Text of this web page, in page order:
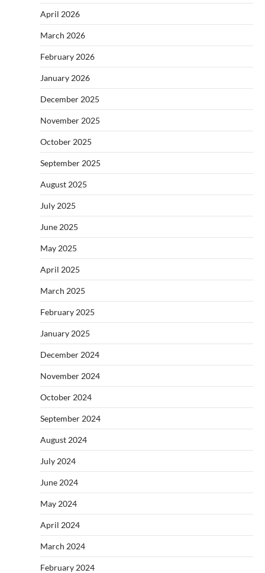
April 2026
March 2026
February 2026
January 2026
December 2025
November 2025
October 2025
September 2025
August 2025
July 2025
June 2025
May 2025
April 2025
March 2025
February 2025
January 2025
December 2024
November 2024
October 2024
September 2024
August 2024
July 2024
June 2024
May 2024
April 2024
March 2024
February 2024